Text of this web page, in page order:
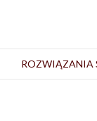
ROZWIĄZANIA